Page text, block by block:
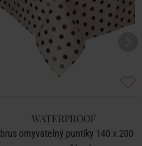
WATERPROOF
omyvatelný puntíky 140 x 200